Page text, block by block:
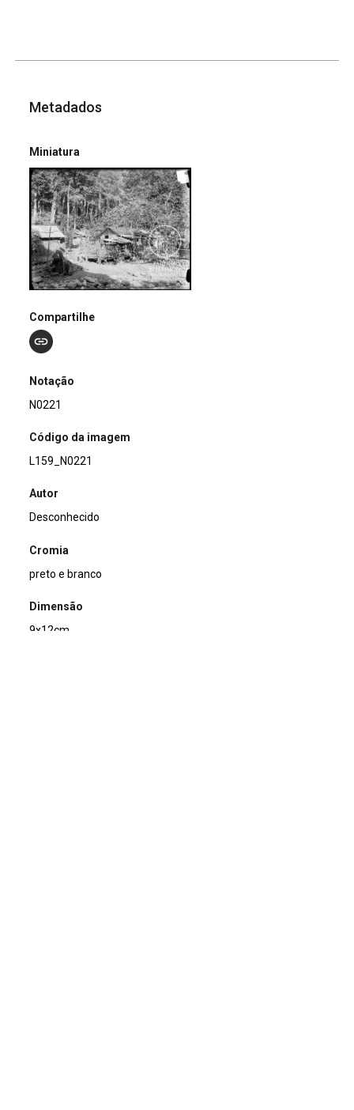
Metadados
Miniatura
Compartilhe
Notação
N0221
Código da imagem
L159_N0221
Autor
Desconhecido
Cromia
preto e branco
Dimensão
9x12cm